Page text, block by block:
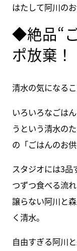
はたして阿川の
◆絶品“
ポ放棄！
清水の気になる
いろいろなごは
うという清水の
の「ごはんのお
スタジオには3品
つずつ食べる流
譲らない阿川と
く清水。
自由すぎる阿川